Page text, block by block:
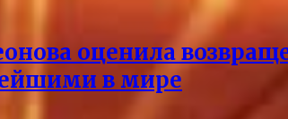
оценила
в мире